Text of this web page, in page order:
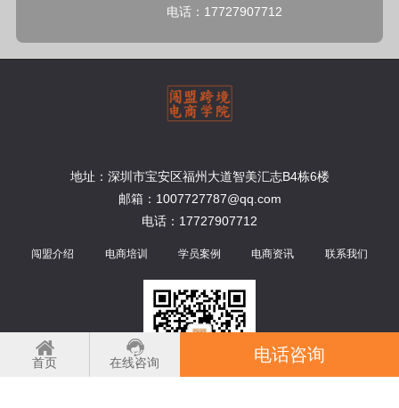
电话：17727907712
地址：深圳市宝安区福州大道智美汇志B4栋6楼
邮箱：1007727787@qq.com
电话：17727907712
闯盟介绍 电商培训 学员案例 电商资讯 联系我们
首页 在线咨询 电话咨询